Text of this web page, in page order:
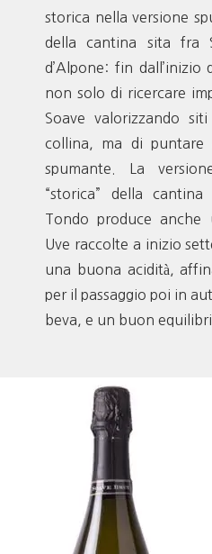
storica nella versione
della cantina sita fra
d’Alpone: fin dall’inizio
non solo di ricercare
Soave valorizzando
collina, ma di puntare
spumante. La
“storica” della
Tondo produce anche
Uve raccolte a inizio
una buona acidità,
per il passaggio poi in
beva, e un buon